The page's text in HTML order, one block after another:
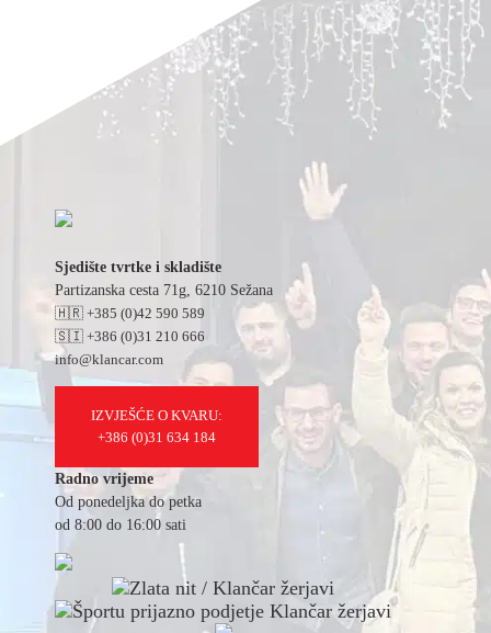
Sjedište tvrtke i skladište
Partizanska cesta 71g, 6210 Sežana
🇭🇷 +385 (0)42 590 589
🇸🇮 +386 (0)31 210 666
info@klancar.com
IZVJEŠĆE O KVARU:
+386 (0)31 634 184
Radno vrijeme
Od ponedeljka do petka
od 8:00 do 16:00 sati